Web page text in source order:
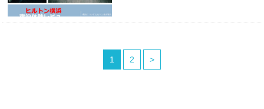
1 2 >